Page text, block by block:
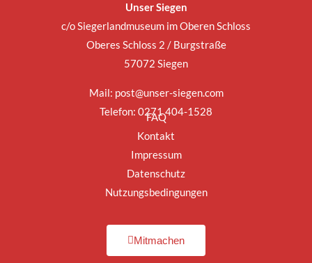
Unser Siegen
c/o Siegerlandmuseum im Oberen Schloss
Oberes Schloss 2 / Burgstraße
57072 Siegen
Mail: post@unser-siegen.com
Telefon: 0271 404-1528
FAQ
Kontakt
Impressum
Datenschutz
Nutzungsbedingungen
Mitmachen